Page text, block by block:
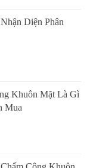
Diện Phân
Khuôn Mặt Là Gì
Mua